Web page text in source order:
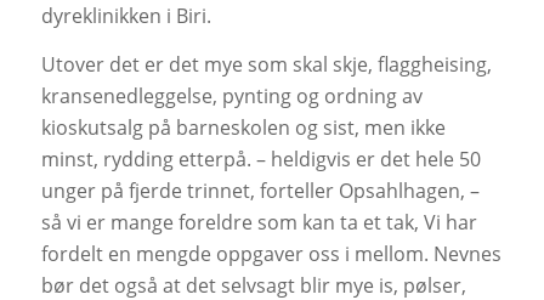
dyreklinikken i Biri.
Utover det er det mye som skal skje, flaggheising,
kransenedleggelse, pynting og ordning av
kioskutsalg på barneskolen og sist, men ikke
minst, rydding etterpå. – heldigvis er det hele 50
unger på fjerde trinnet, forteller Opsahlhagen, –
så vi er mange foreldre som kan ta et tak, Vi har
fordelt en mengde oppgaver oss i mellom. Nevnes
bør det også at det selvsagt blir mye is, pølser,